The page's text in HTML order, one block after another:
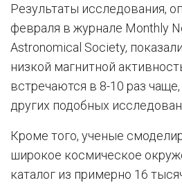
Результаты исследования,
февраля в журнале Monthly
Astronomical Society,
низкой магнитной
встречаются в 8-10 раз
других подобных
Кроме того, ученые
широкое космическое
каталог из примерно 16